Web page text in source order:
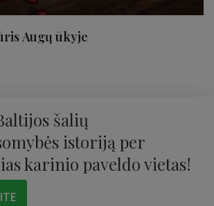
Augų ūkyje
šalių
istoriją per
karinio paveldo vietas!